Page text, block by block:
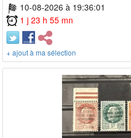
10-08-2026 à 19:36:01
1 j 23 h 55 mn
+ ajout à ma sélection